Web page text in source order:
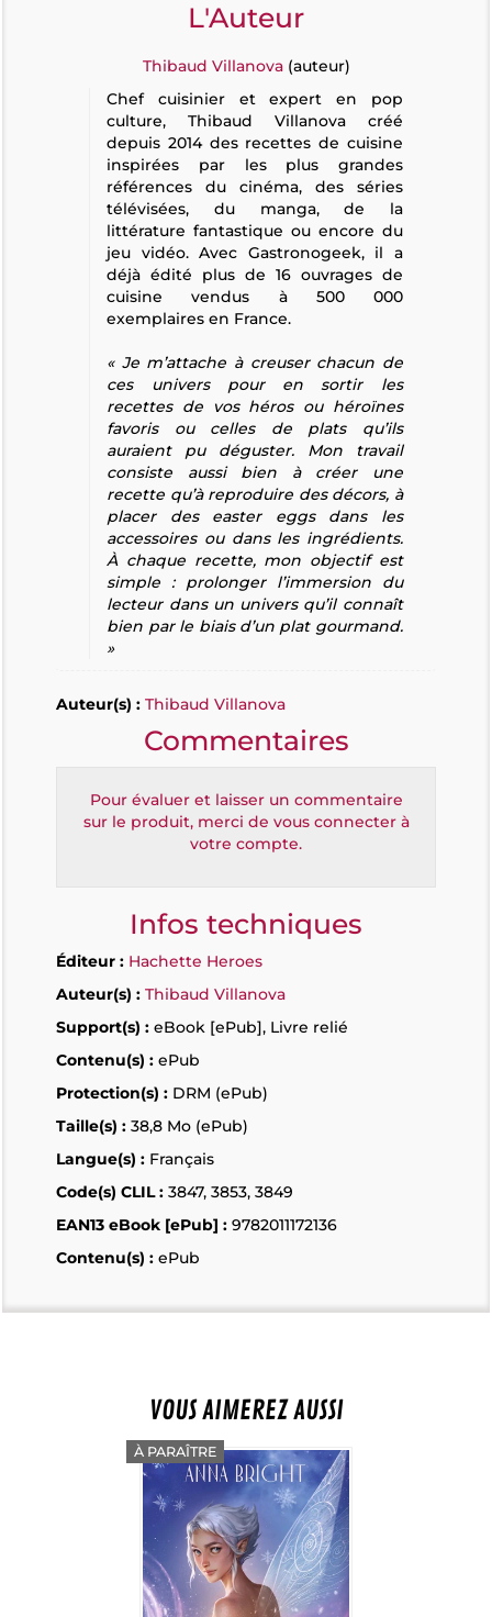
L'Auteur
Thibaud Villanova(auteur)
Chef cuisinier et expert en pop
culture, Thibaud Villanova créé
depuis 2014 des recettes de cuisine
inspirées par les plus grandes
références du cinéma, des séries
télévisées, du manga, de la
littérature fantastique ou encore du
jeu vidéo. Avec Gastronogeek, il a
déjà édité plus de 16 ouvrages de
cuisine vendus à 500 000
exemplaires en France.
« Je m’attache à creuser chacun de
ces univers pour en sortir les
recettes de vos héros ou héroïnes
favoris ou celles de plats qu’ils
auraient pu déguster. Mon travail
consiste aussi bien à créer une
recette qu’à reproduire des décors, à
placer des easter eggs dans les
accessoires ou dans les ingrédients.
À chaque recette, mon objectif est
simple : prolonger l’immersion du
lecteur dans un univers qu’il connaît
bien par le biais d’un plat gourmand.
»
Auteur(s) : Thibaud Villanova
Commentaires
Pour évaluer et laisser un commentaire
sur le produit, merci de vous connecter à
votre compte.
Infos techniques
Éditeur : Hachette Heroes
Auteur(s) : Thibaud Villanova
Support(s) : eBook [ePub], Livre relié
Contenu(s) : ePub
Protection(s) : DRM (ePub)
Taille(s) : 38,8 Mo (ePub)
Langue(s) : Français
Code(s) CLIL : 3847, 3853, 3849
EAN13 eBook [ePub] : 9782011172136
Contenu(s) : ePub
VOUS AIMEREZ AUSSI
À PARAÎTRE